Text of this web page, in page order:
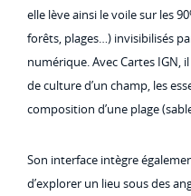
elle lève ainsi le voile sur les
forêts, plages…) invisibilisés
numérique. Avec Cartes IGN,
de culture d’un champ, les
composition d’une plage
Son interface intègre
d’explorer un lieu sous des